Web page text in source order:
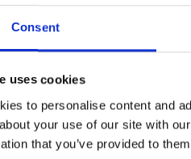
Consent
uses cookies
to personalise content and
your use of our site with
that you’ve provided to
de kust van Marokko
Ondanks het kleine
genieten.
bossen en diepe